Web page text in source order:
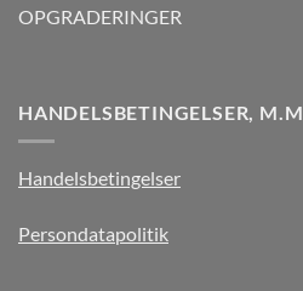
OPGRADERINGER
HANDELSBETINGELSER, M.M.
Handelsbetingelser
Persondatapolitik